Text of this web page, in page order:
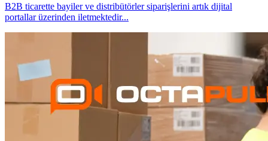
B2B ticarette bayiler ve distribütörler siparişlerini artık dijital
portallar üzerinden iletmektedir...